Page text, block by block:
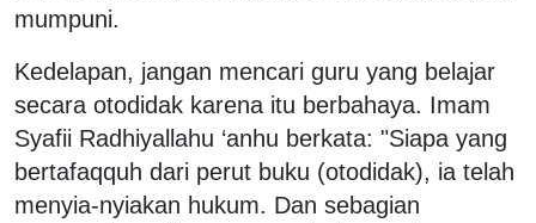
mumpuni.
Kedelapan, jangan mencari guru yang belajar
secara otodidak karena itu berbahaya. Imam
Syafii Radhiyallahu ‘anhu berkata: "Siapa yang
bertafaqquh dari perut buku (otodidak), ia telah
menyia-nyiakan hukum. Dan sebagian